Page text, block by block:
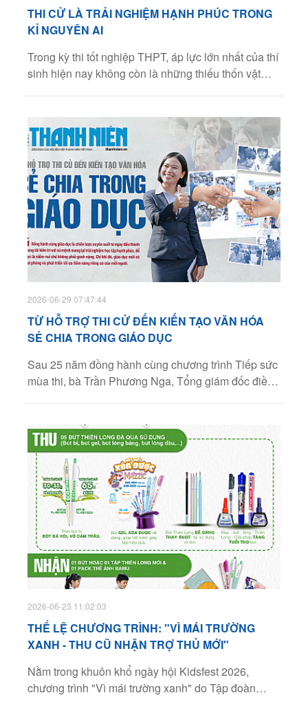
THI CỬ LÀ TRẢI NGHIỆM HẠNH PHÚC TRONG
KỈ NGUYÊN AI
Trong kỳ thi tốt nghiệp THPT, áp lực lớn nhất của thí
sinh hiện nay không còn là những thiếu thốn vật
tương lai. Trong bối cảnh đó, việc hỗ trợ tinh thần và
định hướng phát triển toàn diện trong kỳ thi tốt
nghiệp THPT trở nên quan trọng hơn bao giờ hết.
Đó là nhận định của bà Trần Phương Nga, Tổng
giám đốc điều hành Tập đoàn Thiên Long.
2026-06-29 07:47:44
TỪ HỖ TRỢ THI CỬ ĐẾN KIẾN TẠO VĂN HÓA
SẺ CHIA TRONG GIÁO DỤC
Sau 25 năm đồng hành cùng chương trình Tiếp sức
mùa thi, bà Trần Phương Nga, Tổng giám đốc điều
hỗ trợ, mà ở việc góp phần hình thành một văn hóa
sẻ chia trong giáo dục, biến kỳ thi vốn nhiều áp lực
thành hành trình có sự đồng hành của cả cộng
đồng.
2026-06-23 11:02:03
THỂ LỆ CHƯƠNG TRÌNH: "VÌ MÁI TRƯỜNG
XANH - THU CŨ NHẬN TRỢ THỦ MỚI"
Nằm trong khuôn khổ ngày hội Kidsfest 2026,
chương trình "Vì mái trường xanh" do Tập đoàn
Facebook
Youtube
Linkedin